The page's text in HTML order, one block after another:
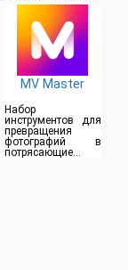
MV Master
Набор
инструментов для
превращения
фотографий в
потрясающие